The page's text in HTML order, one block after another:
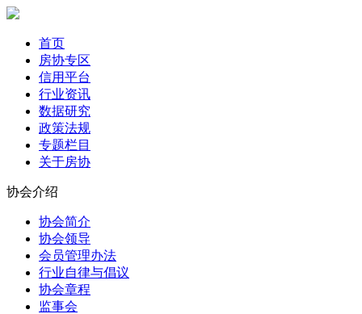
首页
房协专区
信用平台
行业资讯
数据研究
政策法规
专题栏目
关于房协
协会介绍
协会简介
协会领导
会员管理办法
行业自律与倡议
协会章程
监事会